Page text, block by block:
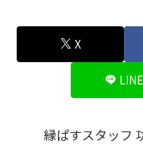
X
LINE
縁ぱすスタッフ